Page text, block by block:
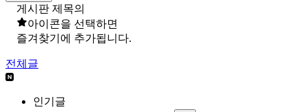
게시판 제목의
아이콘을 선택하면
즐겨찾기에 추가됩니다.
전체글
인기글